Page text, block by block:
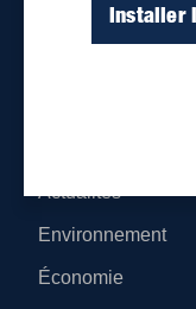
Installer
Parutions
Actualités
Environnement
Économie